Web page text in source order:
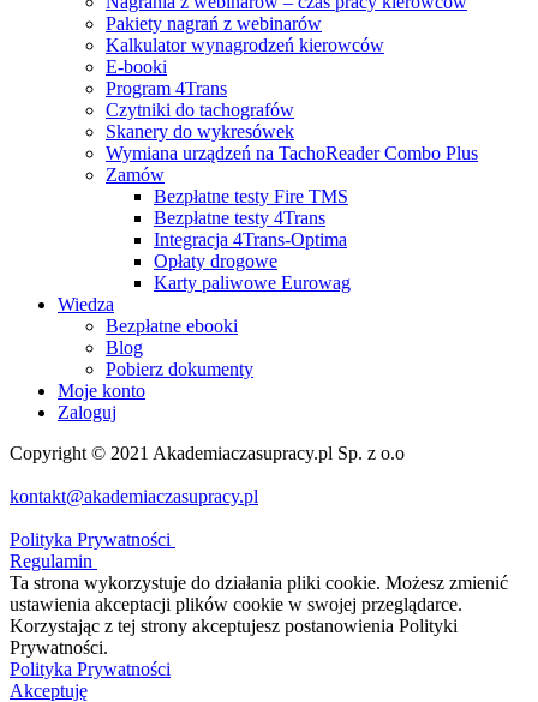
Pakiety nagrań z webinarów
Kalkulator wynagrodzeń kierowców
E-booki
Program 4Trans
Czytniki do tachografów
Skanery do wykresówek
Wymiana urządzeń na TachoReader Combo Plus
Zamów
Bezpłatne testy Fire TMS
Bezpłatne testy 4Trans
Integracja 4Trans-Optima
Opłaty drogowe
Karty paliwowe Eurowag
Wiedza
Bezpłatne ebooki
Blog
Pobierz dokumenty
Moje konto
Zaloguj
Copyright © 2021 Akademiaczasupracy.pl Sp. z o.o
kontakt@akademiaczasupracy.pl
Polityka Prywatności
Regulamin
Ta strona wykorzystuje do działania pliki cookie. Możesz zmienić
ustawienia akceptacji plików cookie w swojej przeglądarce.
Korzystając z tej strony akceptujesz postanowienia Polityki
Prywatności.
Polityka Prywatności
Akceptuję